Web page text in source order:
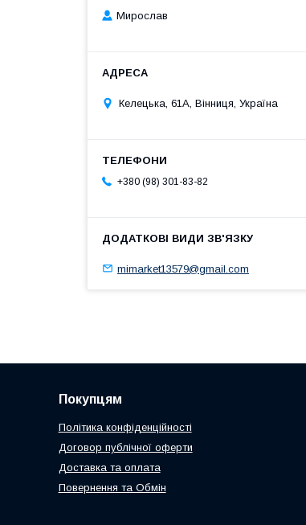
Мирослав
Келецька, 61А, Вінниця, Україна
+380 (98) 301-83-82
mimarket13579@gmail.com
Покупцям
Політика конфіденційності
Договор публічної оферти
Доставка та оплата
Повернення та Обмін